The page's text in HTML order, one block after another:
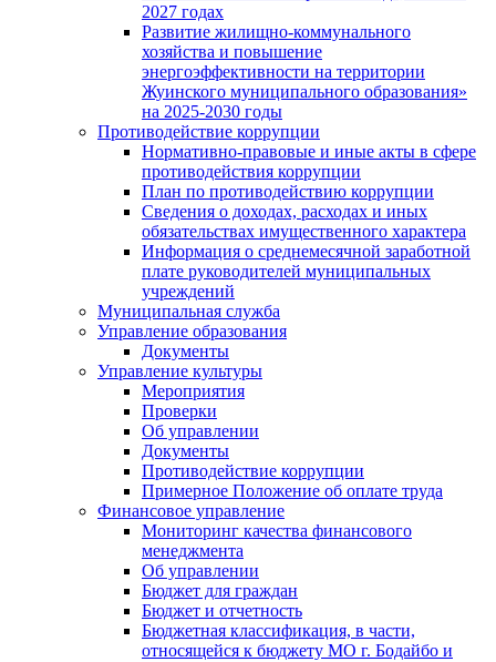
2027 годах
Развитие жилищно-коммунального
хозяйства и повышение
энергоэффективности на территории
Жуинского муниципального образования»
на 2025-2030 годы
Противодействие коррупции
Нормативно-правовые и иные акты в сфере
противодействия коррупции
План по противодействию коррупции
Сведения о доходах, расходах и иных
обязательствах имущественного характера
Информация о среднемесячной заработной
плате руководителей муниципальных
учреждений
Муниципальная служба
Управление образования
Документы
Управление культуры
Мероприятия
Проверки
Об управлении
Документы
Противодействие коррупции
Примерное Положение об оплате труда
Финансовое управление
Мониторинг качества финансового
менеджмента
Об управлении
Бюджет для граждан
Бюджет и отчетность
Бюджетная классификация, в части,
относящейся к бюджету МО г. Бодайбо и